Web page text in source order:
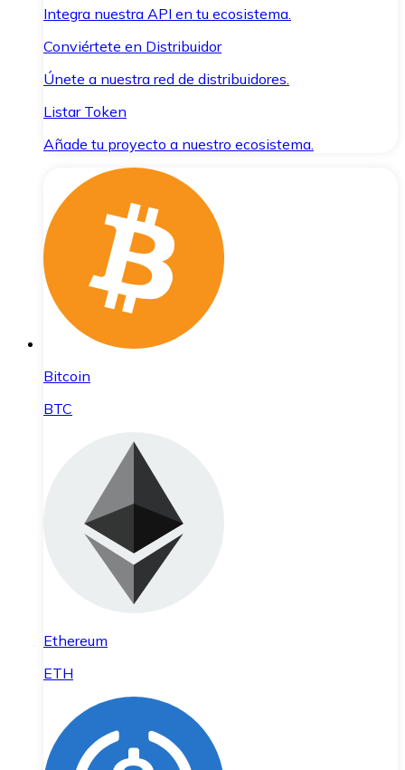
Integra nuestra API en tu ecosistema.
Conviértete en Distribuidor
Únete a nuestra red de distribuidores.
Listar Token
Añade tu proyecto a nuestro ecosistema.
Bitcoin
BTC
Ethereum
ETH